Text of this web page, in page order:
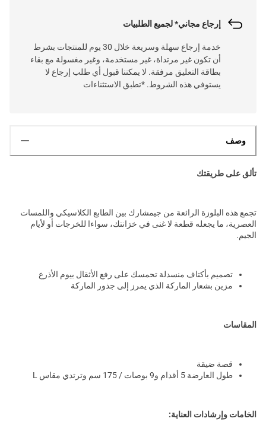
إرجاع مجاني* لجميع الطلبيات
خدمة إرجاع سهلة وسريعة خلال 30 يوم للمنتجات بشرط
أن تكون غير مرتداة، غير مستخدمة، وغير مغسولة مع بقاء
بطاقة التعليق مرفقة. لا يمكننا قبول أي طلب إرجاع لا
يستوفي هذه الشروط. *تطبق الاستثناءات
وصف
تألق على طريقتك
تجمع هذه البلوزة الرائعة من جيمشارك بين الطابع الكلاسيكي واللمسات
العصرية، ما يجعله قطعة لا غنى في خزانتك، سواءا للخرجات أو لأيام
الجيم.
تصميم بأكتاف منسدلة تحمسك على رفع الأثقال بيوم الأذرع
مزين بشعار الماركة الذي يمرز إلى جذور الماركة
المقاسات
قصة ضيقة
طول العارضة 5 أقدام و9 بوصات / 175 سم وترتدي مقاس L
الخامات وإرشادات العناية: